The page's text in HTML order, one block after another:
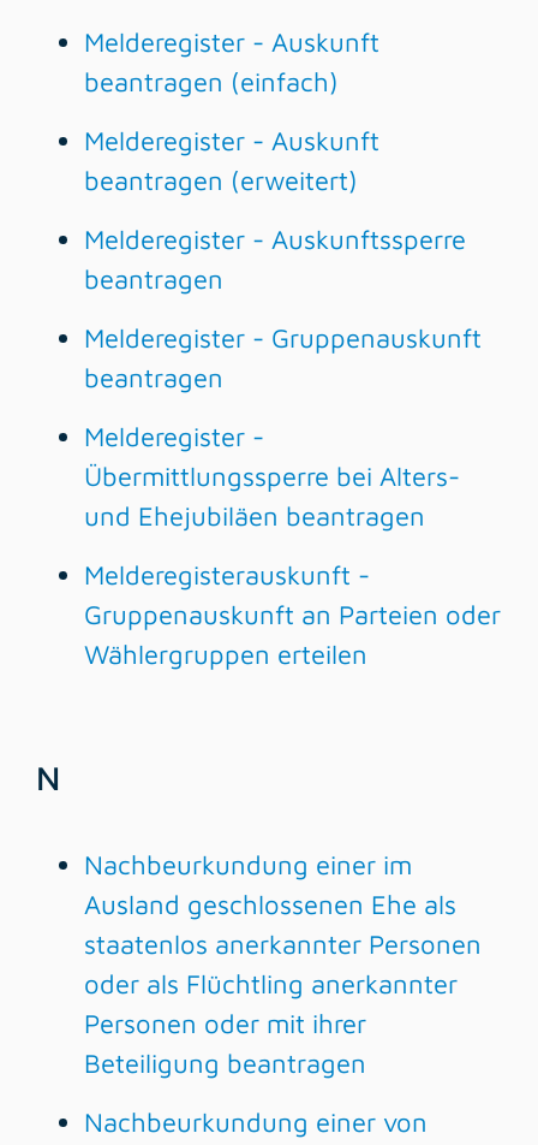
Melderegister - Auskunft
beantragen (einfach)
Melderegister - Auskunft
beantragen (erweitert)
Melderegister - Auskunftssperre
beantragen
Melderegister - Gruppenauskunft
beantragen
Melderegister -
Übermittlungssperre bei Alters-
und Ehejubiläen beantragen
Melderegisterauskunft -
Gruppenauskunft an Parteien oder
Wählergruppen erteilen
N
Nachbeurkundung einer im
Ausland geschlossenen Ehe als
staatenlos anerkannter Personen
oder als Flüchtling anerkannter
Personen oder mit ihrer
Beteiligung beantragen
Nachbeurkundung einer von